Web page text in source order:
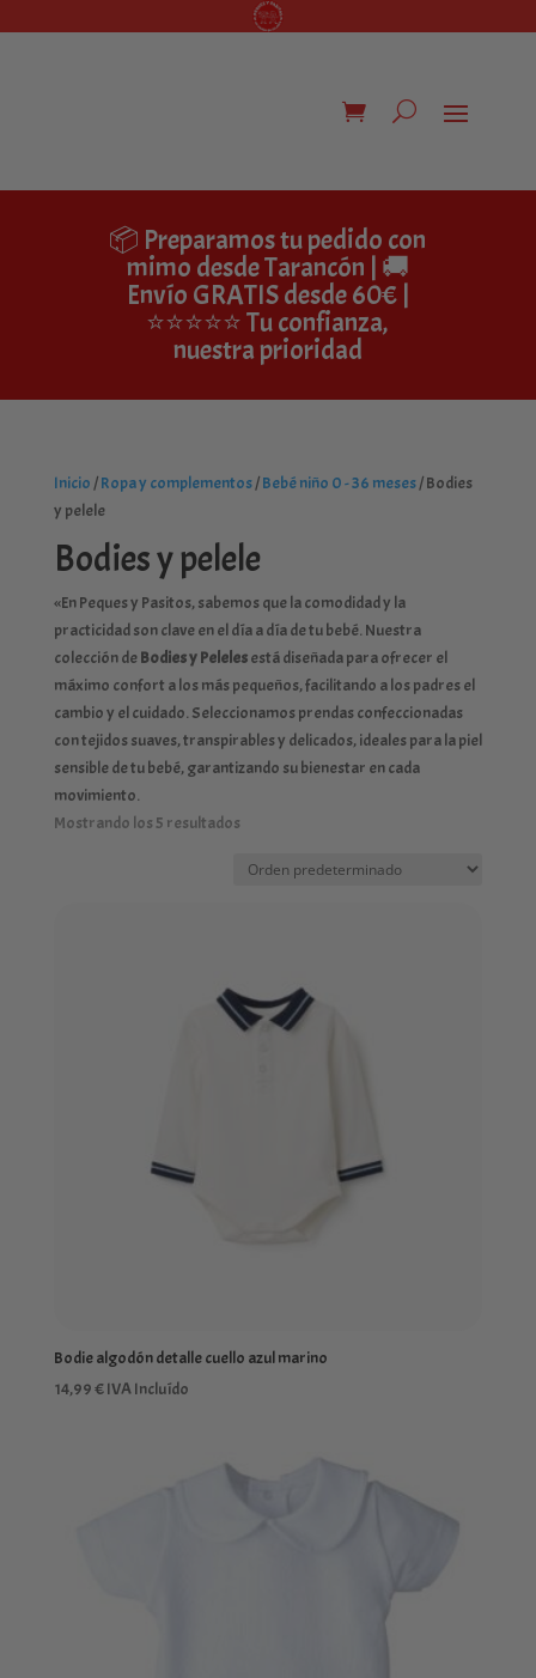
📦 Preparamos tu pedido con
mimo desde Tarancón | 🚚
Envío GRATIS desde 60€ |
⭐⭐⭐⭐⭐ Tu confianza,
nuestra prioridad
Inicio /Ropa y complementos/Bebé niño 0 - 36 meses/ Bodies
y pelele
Bodies y pelele
«En Peques y Pasitos, sabemos que la comodidad y la
practicidad son clave en el día a día de tu bebé. Nuestra
colección deBodies y Pelelesestá diseñada para ofrecer el
máximo confort a los más pequeños, facilitando a los padres el
cambio y el cuidado. Seleccionamos prendas confeccionadas
con tejidos suaves, transpirables y delicados, ideales para la piel
sensible de tu bebé, garantizando su bienestar en cada
movimiento.
Mostrando los 5 resultados
Bodie algodón detalle cuello azul marino
14,99€IVA Incluído